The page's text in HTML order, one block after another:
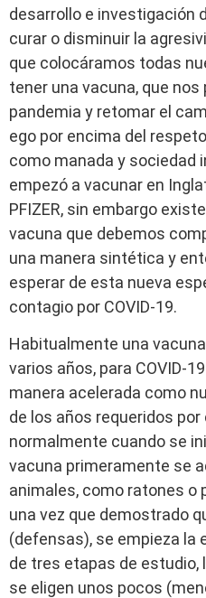
desarrollo e investigación
curar o disminuir la
que colocáramos todas
tener una vacuna, que
pandemia y retomar el
ego por encima del
como manada y sociedad
empezó a vacunar en
PFIZER, sin embargo
vacuna que debemos
una manera sintética y
esperar de esta nueva
contagio por COVID-19.
Habitualmente una
varios años, para COVID-
manera acelerada como
de los años requeridos
normalmente cuando se
vacuna primeramente se
animales, como ratones o
una vez que demostrado
(defensas), se empieza la
de tres etapas de estudio,
se eligen unos pocos